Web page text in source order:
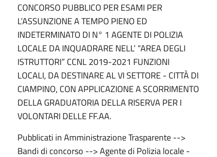
CONCORSO PUBBLICO PER ESAMI PER
L’ASSUNZIONE A TEMPO PIENO ED
INDETERMINATO DI N° 1 AGENTE DI POLIZIA
LOCALE DA INQUADRARE NELL’ “AREA DEGLI
ISTRUTTORI” CCNL 2019-2021 FUNZIONI
LOCALI, DA DESTINARE AL VI SETTORE - CITTÀ DI
CIAMPINO, CON APPLICAZIONE A SCORRIMENTO
DELLA GRADUATORIA DELLA RISERVA PER I
VOLONTARI DELLE FF.AA.
Pubblicati in Amministrazione Trasparente -->
Bandi di concorso --> Agente di Polizia locale -